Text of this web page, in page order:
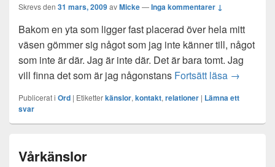
Skrevs den 31 mars, 2009avMicke—Inga kommentarer ↓
Bakom en yta som ligger fast placerad över hela mitt
väsen gömmer sig något som jag inte känner till, något
som inte är där. Jag är inte där. Det är bara tomt. Jag
vill finna det som är jag någonstans Fortsätt läsa →
Publicerat i Ord | Etiketterkänslor, kontakt, relationer | Lämna ett
svar
Vårkänslor